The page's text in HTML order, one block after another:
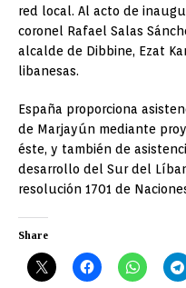
red local. Al acto de
coronel Rafael Salas
alcalde de Dibbine, Ezat
libanesas.
España proporciona
de Marjayún mediante
éste, y también de
desarrollo del Sur del
resolución 1701 de
Share